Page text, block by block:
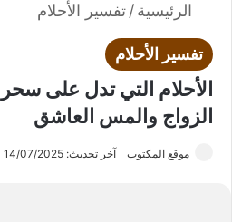
الرئيسية/تفسير الأحلام
تفسير الأحلام
الأحلام التي تدل على
الزواج والمس العاشق
موقع المكتوب آخر تحديث: 14/07/2025